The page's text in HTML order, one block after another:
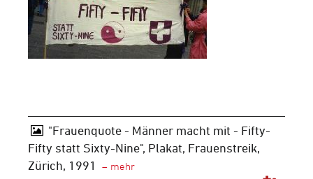
"Frauenquote - Männer macht mit - Fifty-
Fifty statt Sixty-Nine", Plakat, Frauenstreik,
Zürich, 1991